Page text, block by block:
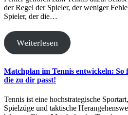
der Regel der Spieler, der weniger
Spieler, der die…
Weiterlesen
Matchplan im Tennis entwickeln: So
die zu dir passt!
Tennis ist eine hochstrategische
Spielzüge und taktische